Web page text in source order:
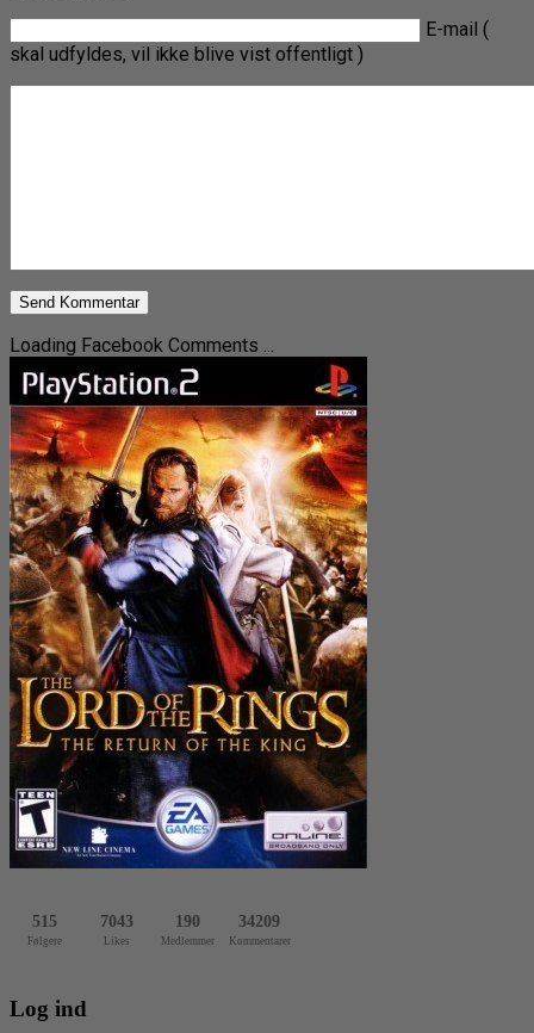
E-mail (
skal udfyldes, vil ikke blive vist offentligt )
Loading Facebook Comments ...
515
Følgere
7043
Likes
190
Medlemmer
34209
Kommentarer
Log ind